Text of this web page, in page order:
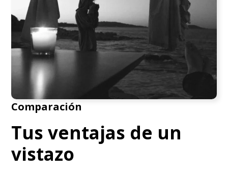
Comparación
Tus ventajas de un
vistazo